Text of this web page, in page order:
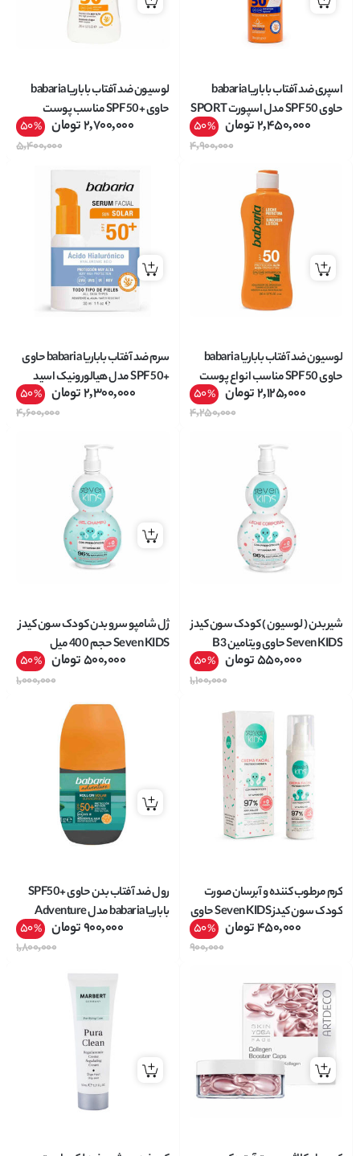
اسپری ضد آفتاب باباریا babaria
حاوی SPF 50 مدل اسپورت SPORT
2,450,000تومان 50%
4,900,000
لوسیون ضد آفتاب باباریا babaria
حاوی +SPF 50 مناسب پوست
حساس حجم 200 میل2,700,000تومان 50%
5,400,000
لوسیون ضد آفتاب باباریا babaria
حاوی SPF 50 مناسب انواع پوست
2,125,000تومان 50%
4,250,000
سرم ضد آفتاب باباریا babaria حاوی
+SPF 50 مدل هیالورونیک اسید
مناسب انواع پوست حجم 30 میل
2,300,000تومان 50%
4,600,000
شیر بدن ( لوسیون ) کودک سون کیدز
Seven KIDS حاوی ویتامین B3
550,000تومان 50%
1,100,000
ژل شامپو سر و بدن کودک سون کیدز
Seven KIDS حجم 400 میل
500,000تومان 50%
1,000,000
کرم مرطوب کننده و آبرسان صورت
کودک سون کیدز Seven KIDS حاوی
450,000تومان 50%
900,000
رول ضد آفتاب بدن حاوی +SPF50
باباریا babaria مدل Adventure
900,000تومان 50%
1,800,000